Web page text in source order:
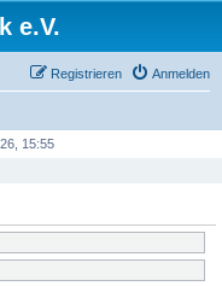
e.V.
Anmelden
Registrieren
15:55